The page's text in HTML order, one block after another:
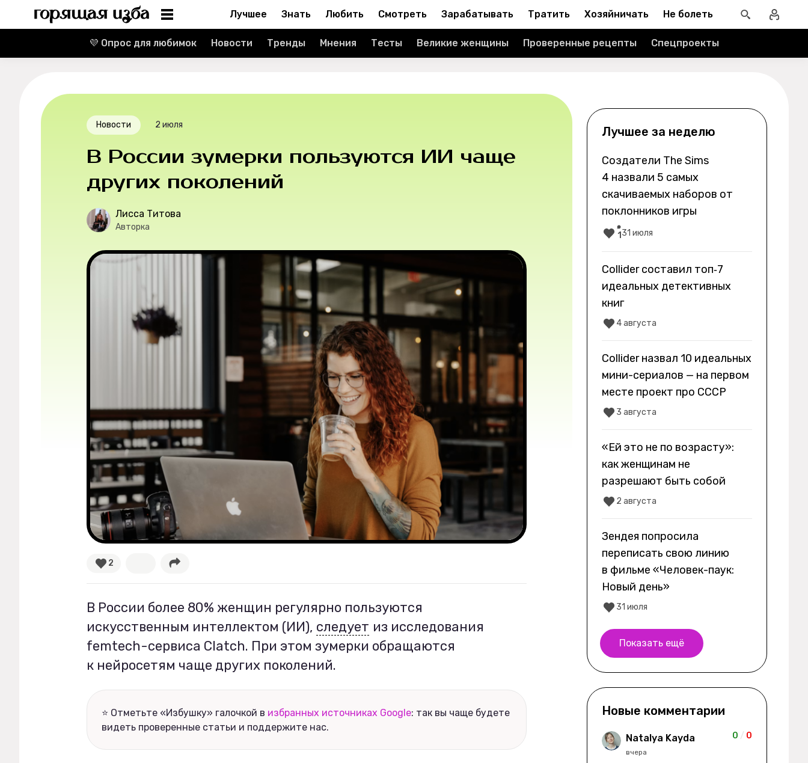
Реклама
Секспросвет
Великие женщины
Ваши истории
Лучшее Знать Любить Смотреть Зарабатывать Тратить Хозяйничать Не болеть
💜 Опрос для любимок Новости Тренды Мнения Тесты Великие женщины Проверенные рецепты Спецпроекты
Новости 2 июля
В России зумерки пользуются ИИ чаще
других поколений
Лисса Титова
Авторка
2
В России более 80% женщин регулярно пользуются
искусственным интеллектом (ИИ), следует из исследования
femtech-сервиса Clatch. При этом зумерки обращаются
к нейросетям чаще других поколений.
⭐ Отметьте «Избушку» галочкой в избранных источниках Google: так вы чаще будете
видеть проверенные статьи и поддержите нас.
Лучшее за неделю
Создатели The Sims
4 назвали 5 самых
скачиваемых наборов от
поклонников игры
1 31 июля
Collider составил топ‑7
идеальных детективных
книг
4 августа
Collider назвал 10 идеальных
мини-сериалов — на первом
месте проект про СССР
3 августа
«Ей это не по возрасту»:
как женщинам не
разрешают быть собой
2 августа
Зендея попросила
переписать свою линию
в фильме «Человек-паук:
Новый день»
31 июля
Показать ещё
Новые комментарии
Natalya Kayda
вчера
0 / 0